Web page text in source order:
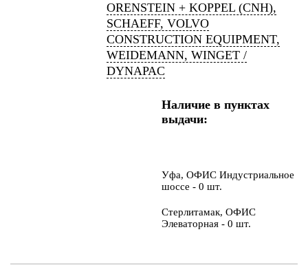
ORENSTEIN + KOPPEL (CNH),
SCHAEFF, VOLVO
CONSTRUCTION EQUIPMENT,
WEIDEMANN, WINGET /
DYNAPAC
Наличие в пунктах
выдачи:
Уфа, ОФИС Индустриальное
шоссе - 0 шт.
Стерлитамак, ОФИС
Элеваторная - 0 шт.